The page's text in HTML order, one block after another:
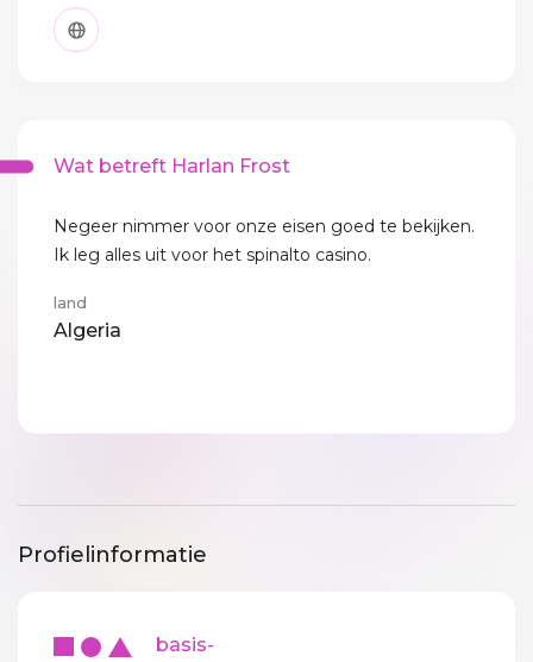
Wat betreft Harlan Frost
Negeer nimmer voor onze eisen goed te bekijken.
Ik leg alles uit voor het spinalto casino.
land
Algeria
Profielinformatie
basis-